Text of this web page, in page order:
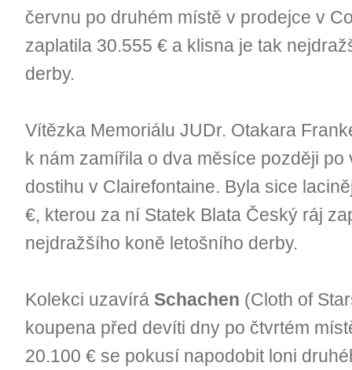
červnu po druhém místě v prodejce v
zaplatila 30.555 € a klisna je tak
derby.
Vítězka Memoriálu JUDr. Otakara
k nám zamířila o dva měsíce později
dostihu v Clairefontaine. Byla sice
€, kterou za ní Statek Blata Český ráj
nejdražšího koně letošního derby.
Kolekci uzavírá Schachen (Cloth of
koupena před devíti dny po čtvrtém
20.100 € se pokusí napodobit loni